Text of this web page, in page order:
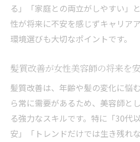
る」「家庭との両立がしやすい」
性が将来に不安を感じずキャリア
環境選びも大切なポイントです。
髪質改善が女性美容師の将来を
髪質改善は、年齢や髪の変化に悩
ら常に需要があるため、美容師と
る強力なスキルです。特に「30代
安」「トレンドだけでは生き残れ